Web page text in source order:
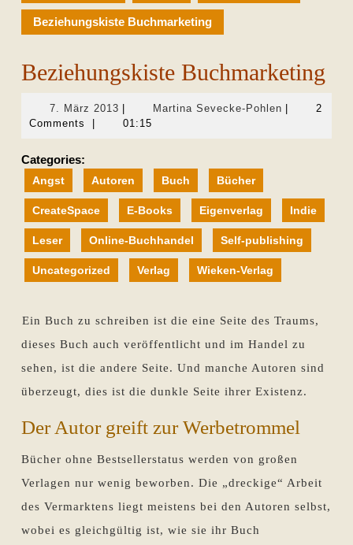
Beziehungskiste Buchmarketing
Beziehungskiste Buchmarketing
7. März 2013 7.
März
Martina Sevecke-PohlenMartina
2
Comments
01:15
Categories:
Angst Autoren Buch Bücher
CreateSpace E-Books Eigenverlag Indie
Leser Online-Buchhandel Self-publishing
Uncategorized Verlag Wieken-Verlag
Ein Buch zu schreiben ist die eine Seite des Traums,
dieses Buch auch veröffentlicht und im Handel zu
sehen, ist die andere Seite. Und manche Autoren sind
überzeugt, dies ist die dunkle Seite ihrer Existenz.
Der Autor greift zur Werbetrommel
Bücher ohne Bestsellerstatus werden von großen
Verlagen nur wenig beworben. Die „dreckige“ Arbeit
des Vermarktens liegt meistens bei den Autoren selbst,
wobei es gleichgültig ist, wie sie ihr Buch